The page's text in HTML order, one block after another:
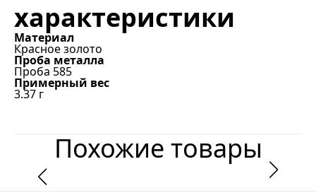
характеристики
Материал
Красное золото
Проба металла
Проба 585
Примерный вес
3.37 г
Похожие товары